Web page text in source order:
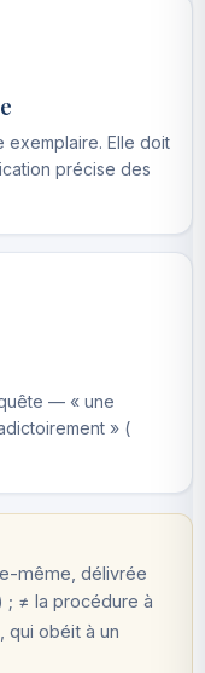
exemplaire. Elle doit
précise des
— « une
» (
même, délivrée
; ≠ la procédure à
qui obéit à un